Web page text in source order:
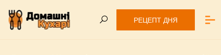
РЕЦЕПТ ДНЯ